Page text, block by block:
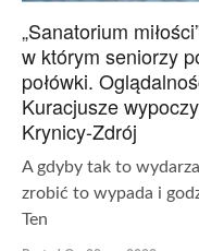
„Sanatorium
w którym seniorzy
połówki.
Kuracjusze
Krynicy-Zdrój
A gdyby tak to
zrobić to wypada i
Ten